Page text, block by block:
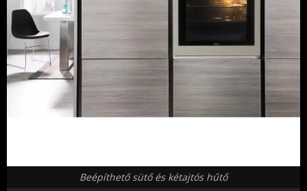
Beépíthető sütő és kétajtós hűtő